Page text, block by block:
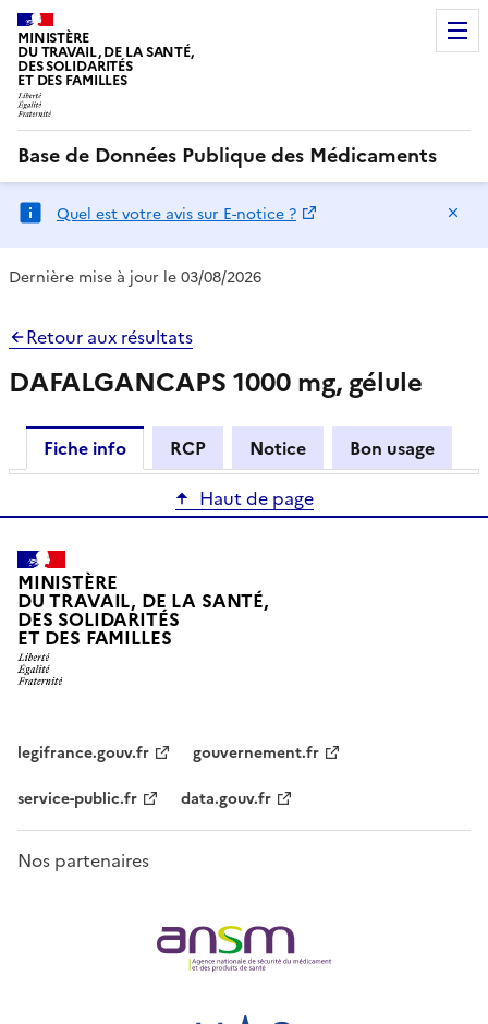
MINISTÈRE
DU TRAVAIL, DE LA SANTÉ,
DES SOLIDARITÉS
ET DES FAMILLES
Base de Données Publique des Médicaments
Quel est votre avis sur E-notice ?
Dernière mise à jour le 03/08/2026
Retour aux résultats
DAFALGANCAPS 1000 mg, gélule
Fiche info RCP Notice
Bon usage
Haut de page
MINISTÈRE
DU TRAVAIL, DE LA SANTÉ,
DES SOLIDARITÉS
ET DES FAMILLES
legifrance.gouv.fr
gouvernement.fr
service-public.fr
data.gouv.fr
Nos partenaires